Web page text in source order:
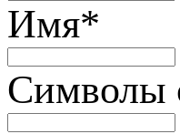
Имя*
Символы